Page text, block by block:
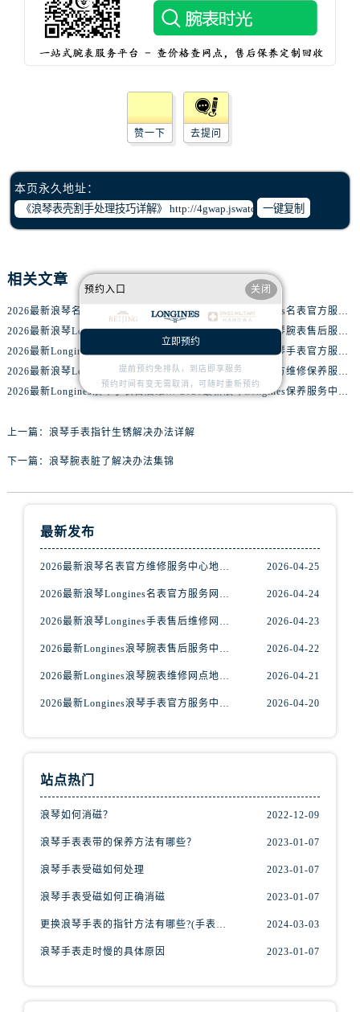
辽宁省铁岭市银州区南马路浪琴售后服务中心（需提前预约）
内蒙古自治区巴彦淖尔市临河区新华街浪琴售后服务中心（需提前预约）
内蒙古自治区通辽市科尔沁区明仁大街浪琴售后服务中心（需提前预约）
内蒙古自治区乌海市海勃湾区人民南路浪琴售后服务中心（需提前预约）
内蒙古自治区乌兰察布市集宁区恩和大街浪琴售后服务中心（需提前预约）
山西省太原市迎泽区迎泽街道解放路15号亨得利名表维修授权店3楼浪琴售后服务中心（需提前预约）
天津市和平区赤峰道136号天津国际金融中心26层2603室浪琴售后服务中心（需提前预约）
赞一下 去提问
本页永久地址：
一键复制
相关文章
2026最新浪琴名表官方维修服务中心地址考察报告
2026最新浪琴Longines名表官方服务网点地址调研报告
2026最新浪琴Longines手表售后维修网点地址考察报告
2026最新Longines浪琴腕表售后服务中心地址实地探访报告
2026最新Longines浪琴手表官方服务中心地址实地探访报告
2026最新浪琴Longines官方服务中心地址调研报告
2026最新浪琴手表官方维修保养服务点地址实地探访报告
2026最新Longines浪琴手表售后维修中心网点地址调研报告
2026最新浪琴Longines保养服务中心地址实地探访报告
上一篇： 浪琴手表指针生锈解决办法详解
下一篇： 浪琴腕表脏了解决办法集锦
最新发布
2026最新浪琴名表官方维修服务中心地址考察报告 2026-04-25
2026最新浪琴Longines名表官方服务网点地址调研报告 2026-04-24
2026最新浪琴Longines手表售后维修网点地址考察报告 2026-04-23
2026最新Longines浪琴腕表售后服务中心地址实地探访报告 2026-04-22
2026最新Longines浪琴腕表维修网点地址考察报告 2026-04-21
2026最新Longines浪琴手表官方服务中心地址实地探访报告 2026-04-20
站点热门
浪琴如何消磁？ 2022-12-09
浪琴手表表带的保养方法有哪些？ 2023-01-07
浪琴手表受磁如何处理 2023-01-07
浪琴手表受磁如何正确消磁 2023-01-07
更换浪琴手表的指针方法有哪些?(手表指针的种类?) 2024-03-03
浪琴手表走时慢的具体原因 2023-01-07
预约入口 关闭
立即预约
提前预约免排队，到店即享服务
预约时间有变无需取消，可随时重新预约